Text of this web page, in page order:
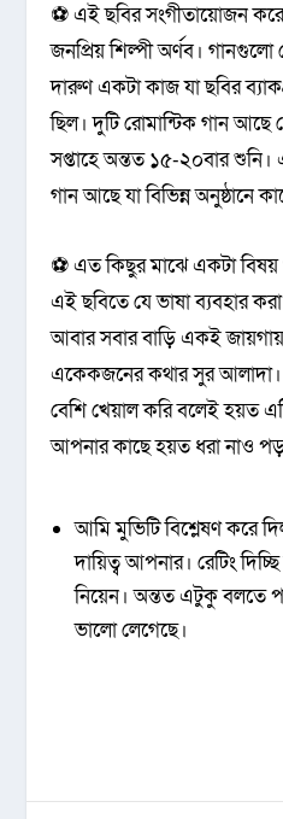
⚽ এই ছবির সংগীতায়োজন
জনপ্রিয় শিল্পী অর্ণব। গানগুলো
দারুণ একটা কাজ যা ছবির
ছিল। দুটি রোমান্টিক গান
সপ্তাহে অন্তত ১৫-২০বার শুনি।
গান আছে যা বিভিন্ন অনুষ্ঠানে
⚽ এত কিছুর মাঝে একটা বিষয়
এই ছবিতে যে ভাষা ব্যবহার
আবার সবার বাড়ি একই
একেকজনের কথার সুর আলাদা।
বেশি খেয়াল করি বলেই হয়ত
আপনার কাছে হয়ত ধরা নাও
আমি মুভিটি বিশ্লেষণ করে
দায়িত্ব আপনার। রেটিং
নিয়েন। অন্তত এটুকু বলতে
ভালো লেগেছে।